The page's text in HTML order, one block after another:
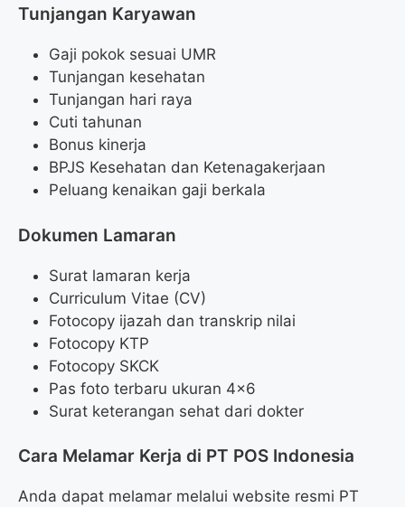
Tunjangan Karyawan
Gaji pokok sesuai UMR
Tunjangan kesehatan
Tunjangan hari raya
Cuti tahunan
Bonus kinerja
BPJS Kesehatan dan Ketenagakerjaan
Peluang kenaikan gaji berkala
Dokumen Lamaran
Surat lamaran kerja
Curriculum Vitae (CV)
Fotocopy ijazah dan transkrip nilai
Fotocopy KTP
Fotocopy SKCK
Pas foto terbaru ukuran 4×6
Surat keterangan sehat dari dokter
Cara Melamar Kerja di PT POS Indonesia
Anda dapat melamar melalui website resmi PT